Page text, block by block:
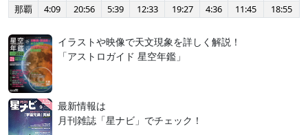
那覇
4:09 20:56 5:39 12:33 19:27 4:36 11:45 18:55
イラストや映像で天文現象を詳しく解説！
「アストロガイド 星空年鑑」
最新情報は
月刊雑誌「星ナビ」でチェック！